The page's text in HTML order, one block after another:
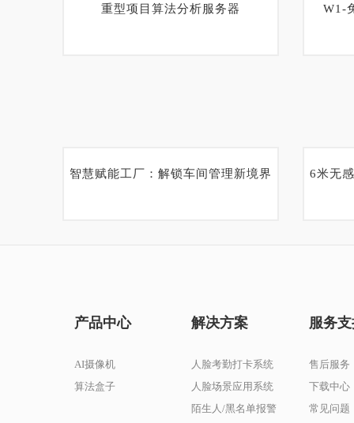
重型项目算法分析服务器 W1-
智慧赋能工厂：解锁车间管理新境界 6米无
产品中心
AI摄像机
算法盒子
解决方案
人脸考勤打卡系统
人脸场景应用系统
陌生人/黑名单报警
服务
售后服务
下载中心
常见问题